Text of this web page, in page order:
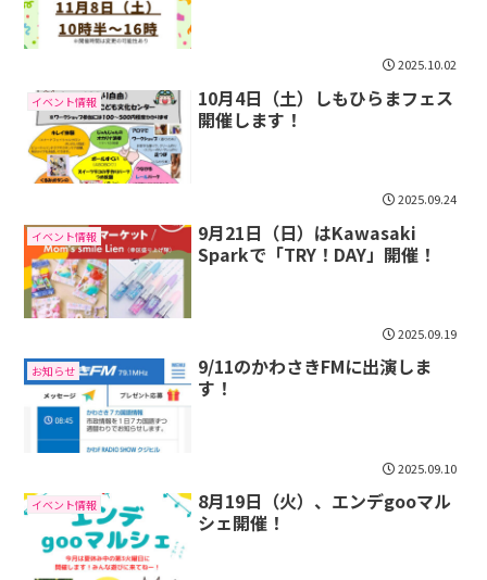
2025.10.02
イベント情報
10月4日（土）しもひらまフェス
開催します！
2025.09.24
イベント情報
9月21日（日）はKawasaki
Sparkで「TRY！DAY」開催！
2025.09.19
お知らせ
9/11のかわさきFMに出演しま
す！
2025.09.10
イベント情報
8月19日（火）、エンデgooマル
シェ開催！